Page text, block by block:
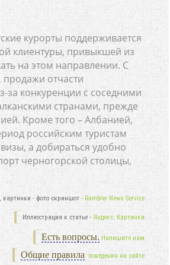
курорты поддерживается
клиентуры, привыкшей из
на этом направлении. С
отчасти
за конкуренции с соседними
странами, прежде
Кроме того – Албанией,
российским туристам
а добираться удобно
черногорской столицы,
картинки - фото скриншот - Rambler News Service.
Иллюстрация к статье -Яндекс. Картинки.
Есть вопросы. Напишите нам.
Общие правила поведения на сайте.